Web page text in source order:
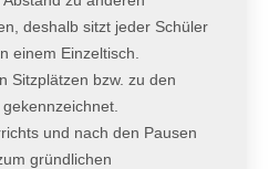
deshalb sitzt jeder Schüler
einem Einzeltisch.
Sitzplätzen bzw. zu den
und nach den Pausen
gründlichen